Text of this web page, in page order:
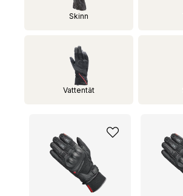
Skinn
Vattentät